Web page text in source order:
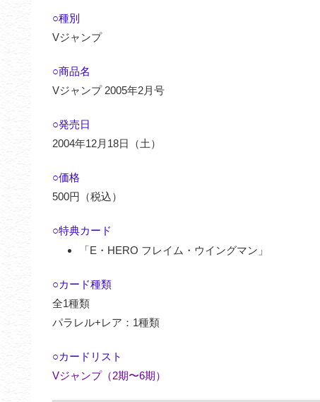
○種別
Vジャンプ
○商品名
Vジャンプ 2005年2月号
○発売日
2004年12月18日（土）
○価格
500円（税込）
○特典カード
「E・HERO フレイム・ウイングマン」
○カード種類
全1種類
パラレル+レア：1種類
○カードリスト
Vジャンプ（2期〜6期）